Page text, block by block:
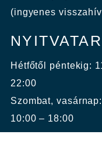
(ingyenes
Hétfőtől péntekig:
22:00
Szombat, vasárnap:
10:00 – 18:00